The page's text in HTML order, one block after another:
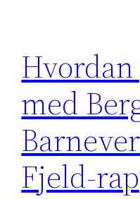
med
Fjeld-